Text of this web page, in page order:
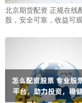
北京期货配资 正规在线
股，安全可靠，收益可